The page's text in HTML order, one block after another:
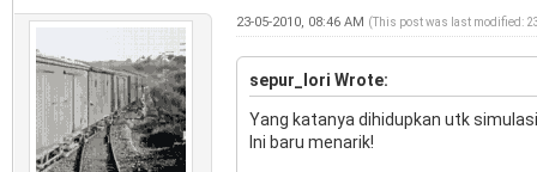
23-05-2010, 08:46 AM (This post was last modified:
sepur_lori Wrote:
Yang katanya dihidupkan utk
Ini baru menarik!